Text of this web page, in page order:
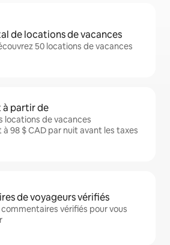
de locations de vacances
50 locations de vacances
à partir de
locations de vacances
98 $ CAD par nuit avant les taxes
de voyageurs vérifiés
commentaires vérifiés pour vous